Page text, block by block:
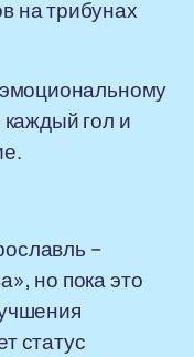
на трибунах
эмоциональному
каждый гол и
–
но пока это
статус